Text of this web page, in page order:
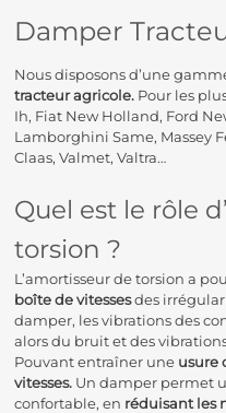
Damper
Nous disposons d’une
tracteur agricole. Pour les
Ih, Fiat New Holland, Ford
Lamborghini Same, Massey
Claas, Valmet, Valtra…
Quel est le rôle
torsion ?
L’amortisseur de torsion a
boîte de vitessesdes
damper, les vibrations des
alors du bruit et des
Pouvant entraîner une usure
vitesses. Un damper permet
confortable, en réduisant les